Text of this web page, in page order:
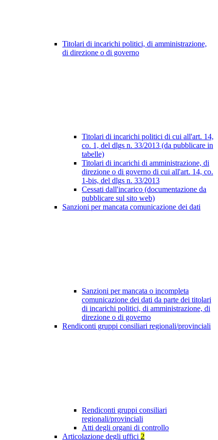
Titolari di incarichi politici, di amministrazione,
di direzione o di governo
Titolari di incarichi politici di cui all'art. 14,
co. 1, del dlgs n. 33/2013 (da pubblicare in
tabelle)
Titolari di incarichi di amministrazione, di
direzione o di governo di cui all'art. 14, co.
1-bis, del dlgs n. 33/2013
Cessati dall'incarico (documentazione da
pubblicare sul sito web)
Sanzioni per mancata comunicazione dei dati
Sanzioni per mancata o incompleta
comunicazione dei dati da parte dei titolari
di incarichi politici, di amministrazione, di
direzione o di governo
Rendiconti gruppi consiliari regionali/provinciali
Rendiconti gruppi consiliari
regionali/provinciali
Atti degli organi di controllo
Articolazione degli uffici 2